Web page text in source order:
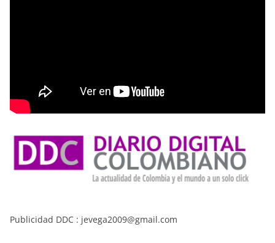
Publicidad DDC : jevega2009@gmail.com